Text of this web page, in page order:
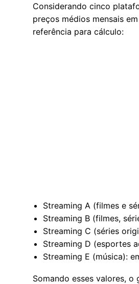
Considerando cinco
preços médios mensais
referência para cálculo:
Streaming A (filmes e
Streaming B (filmes,
Streaming C (séries
Streaming D (esportes
Streaming E (música):
Somando esses valores,